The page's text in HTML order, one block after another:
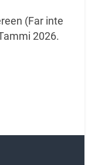
(Far inte
2026.